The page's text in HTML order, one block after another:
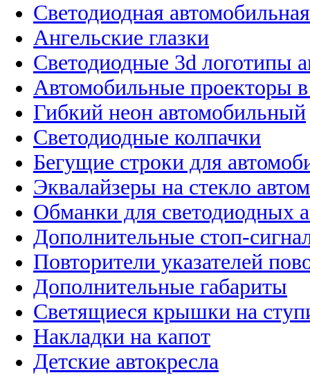
Светодиодная
Ангельские глазки
Светодиодные 3d логотипы
Автомобильные проекторы
Гибкий неон автомобильный
Светодиодные колпачки
Бегущие строки для
Эквалайзеры на стекло
Обманки для светодиодных
Дополнительные стоп-
Повторители указателей
Дополнительные габариты
Светящиеся крышки на
Накладки на капот
Детские автокресла